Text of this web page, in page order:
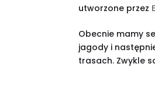
utworzone przez
Obecnie mamy
jagody i
trasach. Zwykle